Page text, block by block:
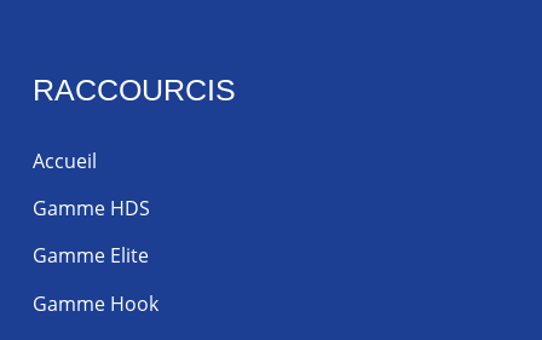
RACCOURCIS
Accueil
Gamme HDS
Gamme Elite
Gamme Hook